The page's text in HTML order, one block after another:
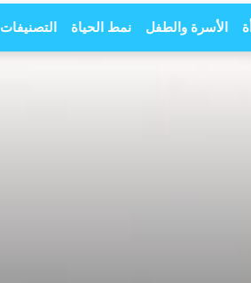
الأسرة والطفل نمط الحياة التصنيفات